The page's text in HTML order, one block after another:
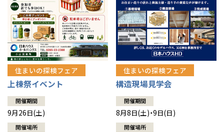
住まいの探検フェア
上棟祭イベント
開催期間
9月26日(土)
開催場所
住まいの探検フェア
構造現場見学会
開催期間
8月8日(土)・9日(日)
開催場所